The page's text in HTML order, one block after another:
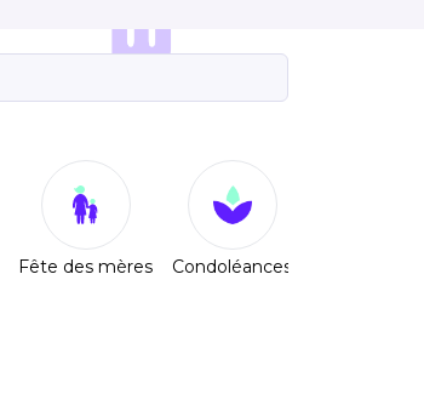
Fête des mères Condoléances